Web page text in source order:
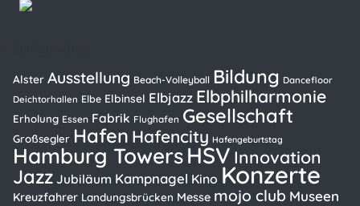
Alster Ausstellung Beach-Volleyball Bildung Dancefloor
Deichtorhallen Elbe Elbinsel Elbjazz Elbphilharmonie
Erholung Essen Fabrik Flughafen Gesellschaft
Großsegler Hafen Hafencity Hafengeburtstag
Hamburg TowersHSV Innovation
Jazz Jubiläum Kampnagel Kino Konzerte
Kreuzfahrer Landungsbrücken Messe mojo club Museen